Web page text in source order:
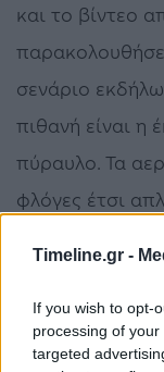
Timeline.gr -
If you wish to opt-
processing of
targeted
και το βίντεο
σενάριο
πιθανή είναι η
πύραυλο. Τα
φλόγες έτσι
κατανοήσουν
που τα